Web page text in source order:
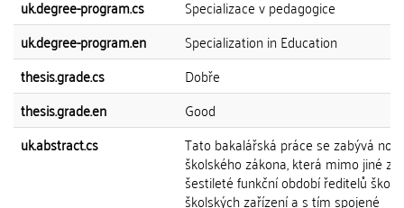
uk.degree-program.cs
Specializace v pedagogice
uk.degree-program.en
Specialization in Education
thesis.grade.cs
Dobře
thesis.grade.en
Good
uk.abstract.cs
Tato bakalářská práce se zabývá
školského zákona, která mimo jiné
šestileté funkční období ředitelů škol a
školských zařízení a s tím spojené